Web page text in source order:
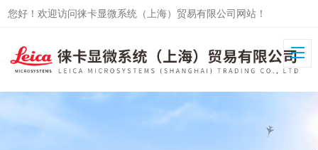
您好！欢迎访问徕卡显微系统（上海）贸易有限公司网站！